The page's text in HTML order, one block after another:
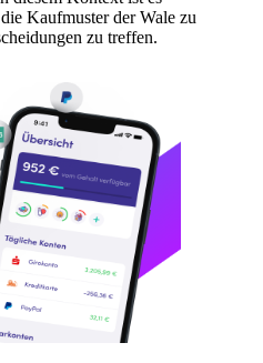
Kaufmuster der Wale zu
zu treffen.